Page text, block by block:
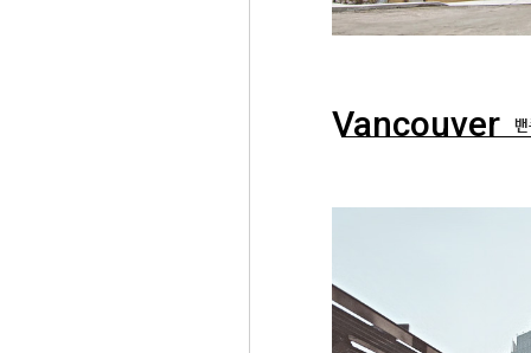
Vancouver